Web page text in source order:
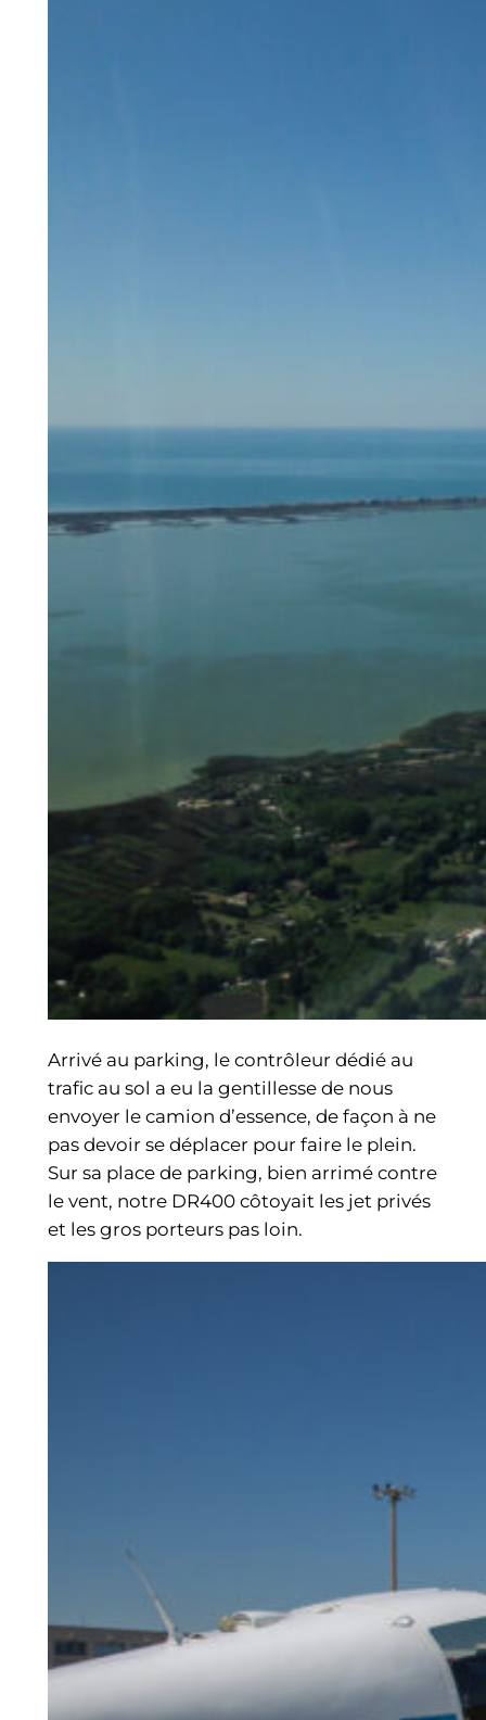
Arrivé au parking, le contrôleur dédié au
trafic au sol a eu la gentillesse de nous
envoyer le camion d’essence, de façon à ne
pas devoir se déplacer pour faire le plein.
Sur sa place de parking, bien arrimé contre
le vent, notre DR400 côtoyait les jet privés
et les gros porteurs pas loin.